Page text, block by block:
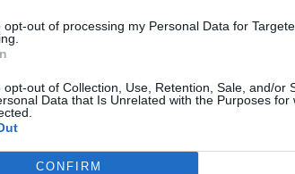
opt-out of processing my Personal Data for
opt-out of Collection, Use, Retention, Sale, and/or
Data that Is Unrelated with the Purposes for
CONFIRM